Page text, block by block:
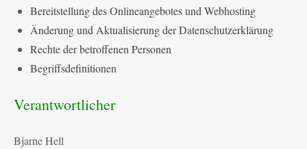
Bereitstellung des Onlineangebotes und Webhosting
Änderung und Aktualisierung der Datenschutzerklärung
Rechte der betroffenen Personen
Begriffsdefinitionen
Verantwortlicher
Bjarne Hell